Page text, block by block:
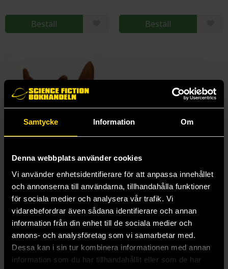
Samtycke Information Om
Denna webbplats använder cookies
Vi använder enhetsidentifierare för att anpassa innehållet
och annonserna till användarna, tillhandahålla funktioner
för sociala medier och analysera vår trafik. Vi
vidarebefordrar även sådana identifierare och annan
information från din enhet till de sociala medier och
annons- och analysföretag som vi samarbetar med.
Dessa kan i sin tur kombinera informationen med annan
information som du har tillhandahållit eller som de har
Beställ Beställ
Laputa Castle in the Sky Plush Figure Fox Squirrel 16 cm
Ghibli: Laputa Castle in the Sky
599 kr
Beställ